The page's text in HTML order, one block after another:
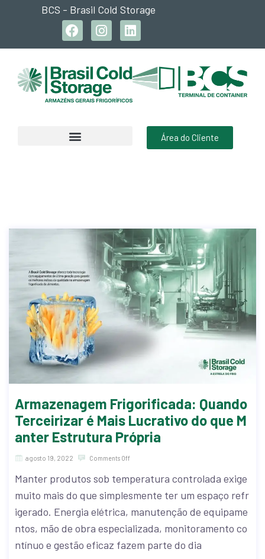
BCS - Brasil Cold Storage
Área do Cliente
Armazenagem Frigorificada: Quando
Terceirizar é Mais Lucrativo do que M
anter Estrutura Própria
agosto 19, 2022 Comments Off
Manter produtos sob temperatura controlada exige
muito mais do que simplesmente ter um espaço refr
igerado. Energia elétrica, manutenção de equipame
ntos, mão de obra especializada, monitoramento co
ntínuo e gestão eficaz fazem parte do dia